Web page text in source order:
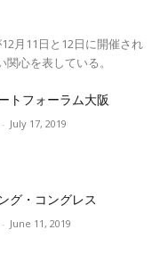
月11日と12日に開催され
心を表している。
トフォーラム大阪
- July 17, 2019
グ・コングレス
- June 11, 2019